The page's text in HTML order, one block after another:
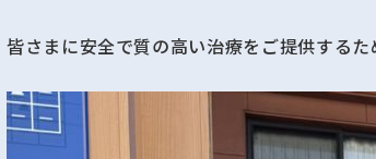
皆さまに安全で質の高い治療をご提供する